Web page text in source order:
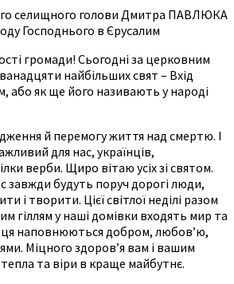
селищного голови Дмитра ПАВЛЮКА
Господнього в Єрусалим
громади! Сьогодні за церковним
найбільших свят – Вхід
або як ще його називають у народі
й перемогу життя над смертю. І
для нас, українців,
верби. Щиро вітаю усіх зі святом.
завжди будуть поруч дорогі люди,
і творити. Цієї світлої неділі разом
гіллям у наші домівки входять мир та
наповнюються добром, любов’ю,
Міцного здоров’я вам і вашим
та віри в краще майбутнє.